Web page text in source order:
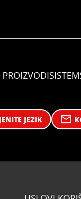
PROIZVODI
JEZIK